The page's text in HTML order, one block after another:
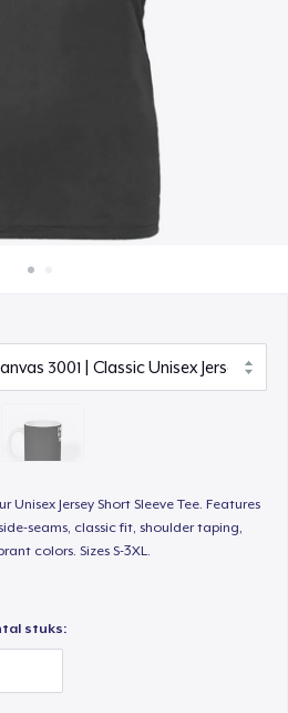
Jersey Short Sleeve Tee. Features
seams, classic fit, shoulder taping,
colors. Sizes S-3XL.
stuks: